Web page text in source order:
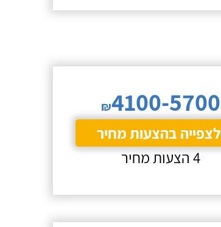
₪4100-5700
לצפייה בהצעות מחיר
4 הצעות מחיר